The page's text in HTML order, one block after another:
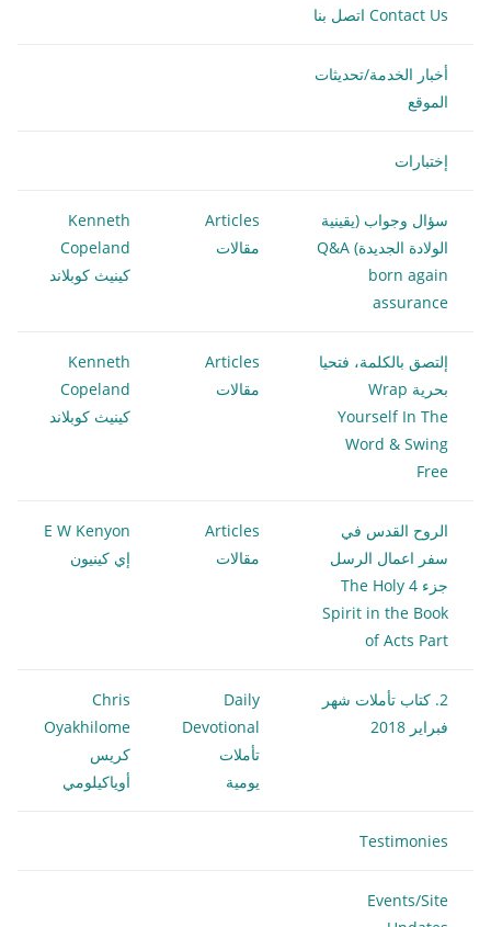
Contact Us اتصل بنا
أخبار الخدمة/تحديثات
الموقع
إختبارات
سؤال وجواب (يقينية
الولادة الجديدة) Q&A
born again
assurance
Articles
مقالات
Kenneth
Copeland
كينيث كوبلاند
إلتصق بالكلمة، فتحيا
بحرية Wrap
Yourself In The
Word & Swing
Free
Articles
مقالات
Kenneth
Copeland
كينيث كوبلاند
الروح القدس في
سفر اعمال الرسل
جزء 4 The Holy
Spirit in the Book
of Acts Part
Articles
مقالات
E W Kenyon
إي كينيون
2. كتاب تأملات شهر
فبراير 2018
Daily
Devotional
تأملات
يومية
Chris
Oyakhilome
كريس
أوياكيلومي
Testimonies
Events/Site